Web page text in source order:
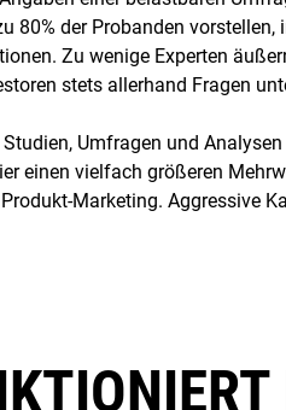
80% der Probanden vorstellen,
Zu wenige Experten
stets allerhand Fragen
Umfragen und
einen vielfach größeren
Marketing. Aggressive